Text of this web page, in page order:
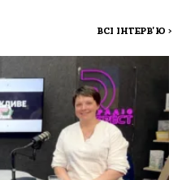
ВСІ ІНТЕРВ'Ю >